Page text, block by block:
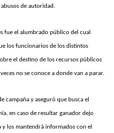
de autoridad.
fue el alumbrado público del cual
los funcionarios de los distintos
el destino de los recursos públicos
no se conoce a donde van a parar.
campaña y aseguró que busca el
en caso de resultar ganador dejo
los mantendrá informados con el